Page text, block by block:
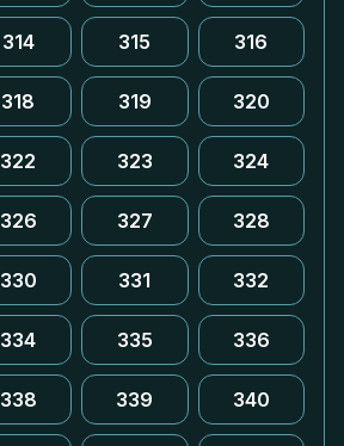
314 315 316
318 319 320
322 323 324
326 327 328
330 331 332
334 335 336
338 339 340